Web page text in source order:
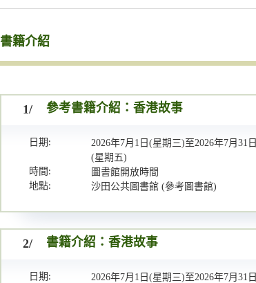
書籍介紹
1/ 參考書籍介紹：香港故事
日期:
2026年7月1日(星期三)至2026年7月31日
(星期五)
時間:
圖書館開放時間
地點:
沙田公共圖書館 (參考圖書館)
2/ 書籍介紹：香港故事
日期:
2026年7月1日(星期三)至2026年7月31日